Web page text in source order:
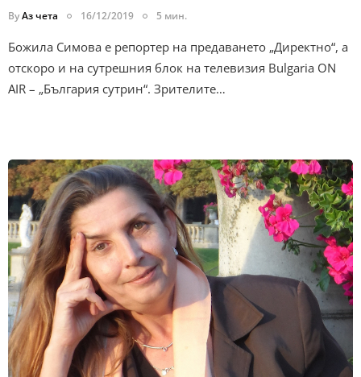
ByАз чета 16/12/2019 5 мин.
Божила Симова е репортер на предаването „Директно“, а
отскоро и на сутрешния блок на телевизия Bulgaria ON
AIR – „България сутрин“. Зрителите…